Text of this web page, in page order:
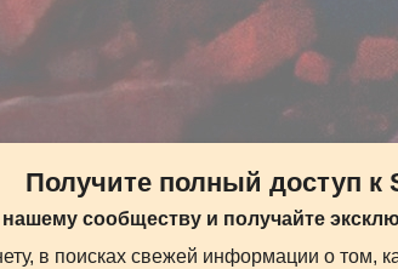
Получите полный доступ к
сообществу и получайте
в поисках свежей информации о том,